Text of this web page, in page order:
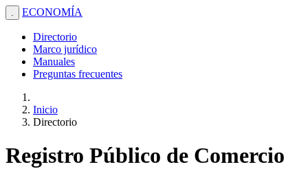
. ECONOMÍA
Directorio
Marco jurídico
Manuales
Preguntas frecuentes
Inicio
Directorio
Registro Público de Comercio